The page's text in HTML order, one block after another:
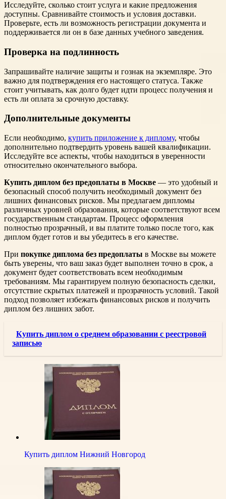
Исследуйте, сколько стоит услуга и какие предложения
доступны. Сравнивайте стоимость и условия доставки.
Проверьте, есть ли возможность регистрации документа и
поддерживается ли он в базе данных учебного заведения.
Проверка на подлинность
Запрашивайте наличие защиты и гознак на экземпляре. Это
важно для подтверждения его настоящего статуса. Также
стоит учитывать, как долго будет идти процесс получения и
есть ли оплата за срочную доставку.
Дополнительные документы
Если необходимо, купить приложение к диплому, чтобы
дополнительно подтвердить уровень вашей квалификации.
Исследуйте все аспекты, чтобы находиться в уверенности
относительно окончательного выбора.
Купить диплом без предоплаты в Москве — это удобный и
безопасный способ получить необходимый документ без
лишних финансовых рисков. Мы предлагаем дипломы
различных уровней образования, которые соответствуют всем
государственным стандартам. Процесс оформления
полностью прозрачный, и вы платите только после того, как
диплом будет готов и вы убедитесь в его качестве.
При покупке диплома без предоплаты в Москве вы можете
быть уверены, что ваш заказ будет выполнен точно в срок, а
документ будет соответствовать всем необходимым
требованиям. Мы гарантируем полную безопасность сделки,
отсутствие скрытых платежей и прозрачность условий. Такой
подход позволяет избежать финансовых рисков и получить
диплом без лишних забот.
Купить диплом о среднем образовании с реестровой
записью
Купить диплом Нижний Новгород